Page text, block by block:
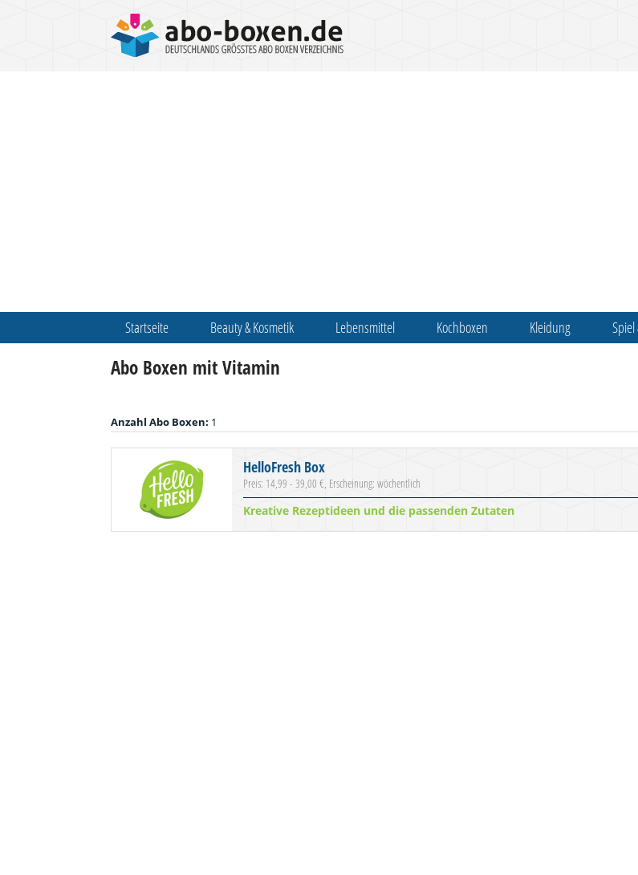
Startseite Beauty & Kosmetik Lebensmittel Kochboxen Kleidung Spiel
Abo Boxen mit Vitamin
Anzahl Abo Boxen: 1
HelloFresh Box
Preis: 14,99 - 39,00 €, Erscheinung: wöchentlich
Kreative Rezeptideen und die passenden Zutaten